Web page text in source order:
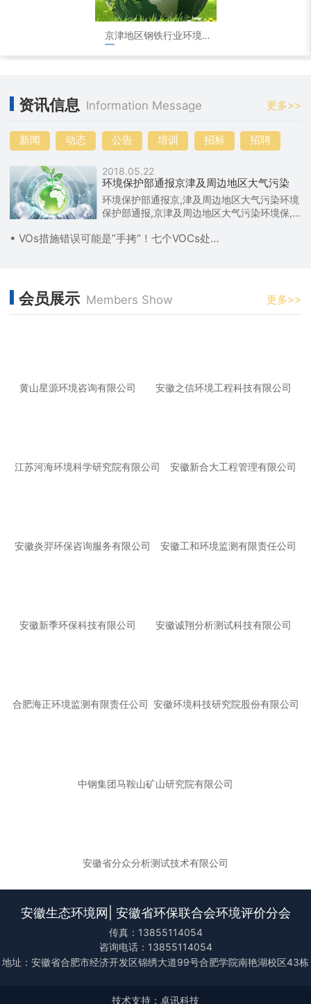
京津地区钢铁行业环境评测
资讯信息 Information Message 更多>>
新闻 动态 公告 培训 招标 招聘
2018.05.22
环境保护部通报京津及周边地区大气污染
环境保护部通报京,津及周边地区大气污染环境
保护部通报,京津及周边地区大气污染环境保,
• VOs措施错误可能是”手拷“！七个VOCs处理乱象
会员展示 Members Show 更多>>
黄山星源环境咨询有限公司 安徽之信环境工程科技有限公司
江苏河海环境科学研究院有限公司 安徽新合大工程管理有限公司
安徽炎羿环保咨询服务有限公司 安徽工和环境监测有限责任公司
安徽新季环保科技有限公司 安徽诚翔分析测试科技有限公司
合肥海正环境监测有限责任公司 安徽环境科技研究院股份有限公司
中钢集团马鞍山矿山研究院有限公司
安徽省分众分析测试技术有限公司
安徽生态环境网| 安徽省环保联合会环境评价分会
传真：13855114054
咨询电话：13855114054
地址：安徽省合肥市经济开发区锦绣大道99号合肥学院南艳湖校区43栋
技术支持：卓讯科技